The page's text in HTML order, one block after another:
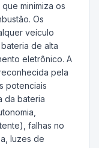
minimiza os
Os
veículo
de alta
eletrônico. A
pela
potenciais
da bateria
falhas no
luzes de